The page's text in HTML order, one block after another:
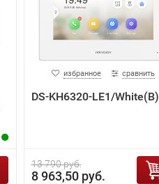
избранное сравнить
DS-KH6320-LE1/White(B)
13 790 руб.
8 963,50 руб.